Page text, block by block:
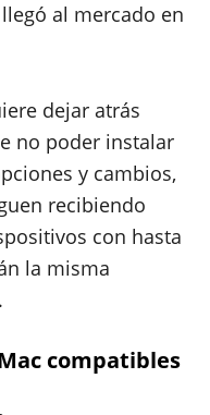
al mercado en
dejar atrás
no poder instalar
y cambios,
recibiendo
con hasta
la misma
.
compatibles